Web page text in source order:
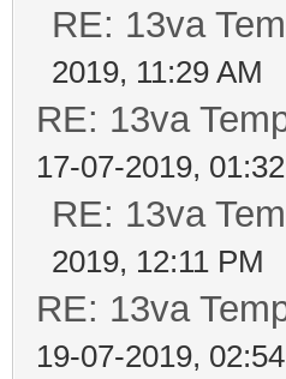
RE: 13va
2019, 11:29 AM
RE: 13va
17-07-2019,
RE: 13va
2019, 12:11 PM
RE: 13va
19-07-2019,